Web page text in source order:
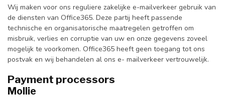
Wij maken voor ons reguliere zakelijke e-mailverkeer gebruik van
de diensten van Office365. Deze partij heeft passende
technische en organisatorische maatregelen getroffen om
misbruik, verlies en corruptie van uw en onze gegevens zoveel
mogelijk te voorkomen. Office365 heeft geen toegang tot ons
postvak en wij behandelen al ons e- mailverkeer vertrouwelijk.
Payment processors
Mollie